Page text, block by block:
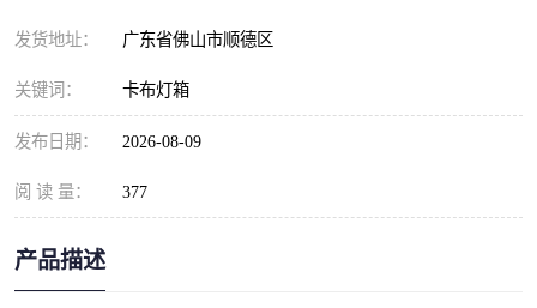
发货地址： 广东省佛山市顺德区
关键词： 卡布灯箱
发布日期： 2026-08-09
阅 读 量： 377
产品描述